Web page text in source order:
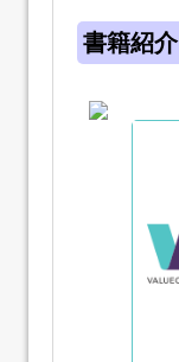
書籍紹介